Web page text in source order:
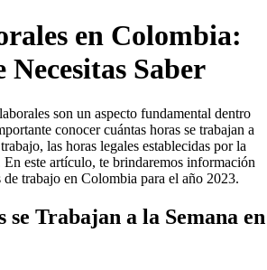
en Colombia:
Necesitas Saber
son un aspecto fundamental dentro
conocer cuántas horas se trabajan a
las horas legales establecidas por la
En este artículo, te brindaremos información
de trabajo en Colombia para el año 2023.
se Trabajan a la Semana en